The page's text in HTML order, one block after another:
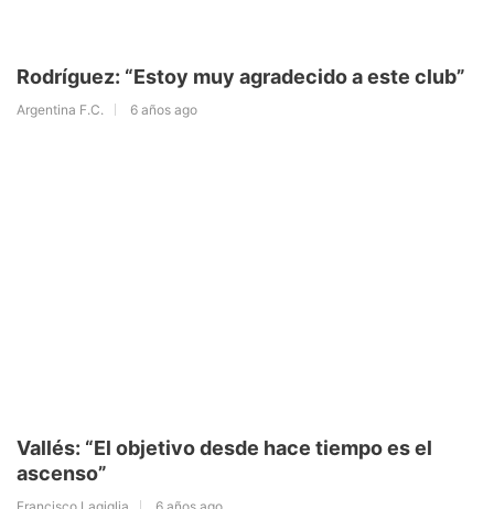
Rodríguez: “Estoy muy agradecido a este club”
Argentina F.C. 6 años ago
Vallés: “El objetivo desde hace tiempo es el
ascenso”